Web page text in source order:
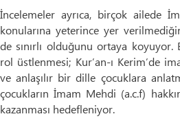
İncelemeler ayrıca, birçok ailede
konularına yeterince yer
de sınırlı olduğunu ortaya
rol üstlenmesi; Kur’an-ı Kerim’de
ve anlaşılır bir dille çocuklara
çocukların İmam Mehdi (a.c.f)
kazanması hedefleniyor.